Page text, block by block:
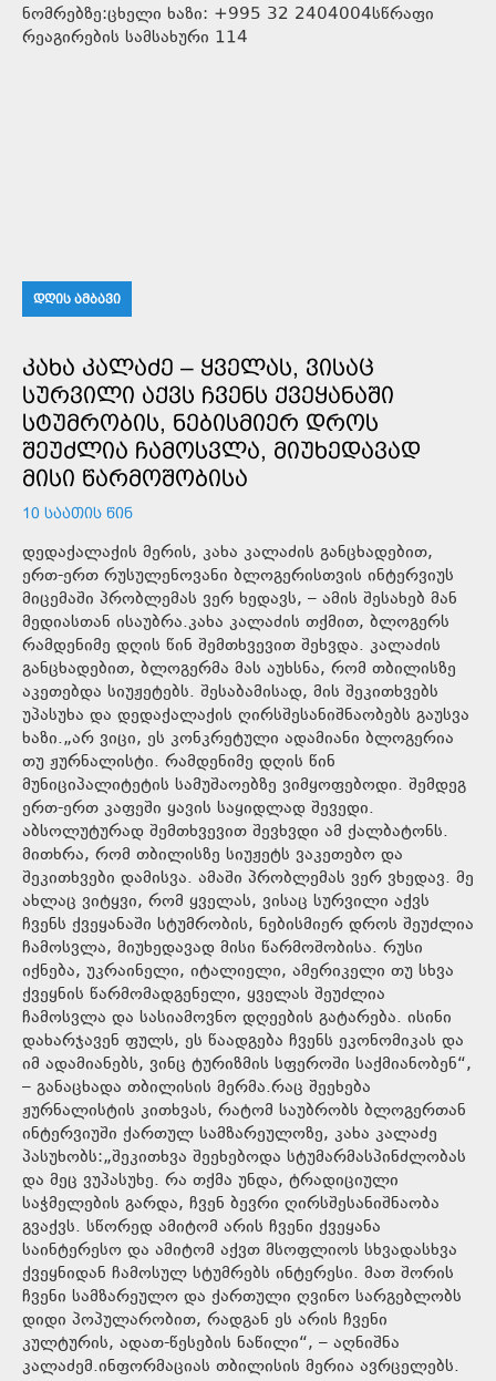
ნომრებზე:ცხელი ხაზი: +995 32 2404004სწრაფი
რეაგირების სამსახური 114
ᲓᲦᲘᲡ ᲐᲛᲑᲐᲕᲘ
ᲙᲐᲮᲐ ᲙᲐᲚᲐᲫᲔ – ᲧᲕᲔᲚᲐᲡ, ᲕᲘᲡᲐᲪ
ᲡᲣᲠᲕᲘᲚᲘ ᲐᲥᲕᲡ ᲩᲕᲔᲜᲡ ᲥᲕᲔᲧᲐᲜᲐᲨᲘ
ᲡᲢᲣᲛᲠᲝᲑᲘᲡ, ᲜᲔᲑᲘᲡᲛᲘᲔᲠ ᲓᲠᲝᲡ
ᲨᲔᲣᲫᲚᲘᲐ ᲩᲐᲛᲝᲡᲕᲚᲐ, ᲛᲘᲣᲮᲔᲓᲐᲕᲐᲓ
ᲛᲘᲡᲘ ᲬᲐᲠᲛᲝᲨᲝᲑᲘᲡᲐ
10 ᲡᲐᲐᲗᲘᲡ ᲬᲘᲜ
დედაქალაქის მერის, კახა კალაძის განცხადებით,
ერთ-ერთ რუსულენოვანი ბლოგერისთვის ინტერვიუს
მიცემაში პრობლემას ვერ ხედავს, – ამის შესახებ მან
მედიასთან ისაუბრა.კახა კალაძის თქმით, ბლოგერს
რამდენიმე დღის წინ შემთხვევით შეხვდა. კალაძის
განცხადებით, ბლოგერმა მას აუხსნა, რომ თბილისზე
აკეთებდა სიუჟეტებს. შესაბამისად, მის შეკითხვებს
უპასუხა და დედაქალაქის ღირსშესანიშნაობებს გაუსვა
ხაზი.„არ ვიცი, ეს კონკრეტული ადამიანი ბლოგერია
თუ ჟურნალისტი. რამდენიმე დღის წინ
მუნიციპალიტეტის სამუშაოებზე ვიმყოფებოდი. შემდეგ
ერთ-ერთ კაფეში ყავის საყიდლად შევედი.
აბსოლუტურად შემთხვევით შევხვდი ამ ქალბატონს.
მითხრა, რომ თბილისზე სიუჟეტს ვაკეთებო და
შეკითხვები დამისვა. ამაში პრობლემას ვერ ვხედავ. მე
ახლაც ვიტყვი, რომ ყველას, ვისაც სურვილი აქვს
ჩვენს ქვეყანაში სტუმრობის, ნებისმიერ დროს შეუძლია
ჩამოსვლა, მიუხედავად მისი წარმოშობისა. რუსი
იქნება, უკრაინელი, იტალიელი, ამერიკელი თუ სხვა
ქვეყნის წარმომადგენელი, ყველას შეუძლია
ჩამოსვლა და სასიამოვნო დღეების გატარება. ისინი
დახარჯავენ ფულს, ეს წაადგება ჩვენს ეკონომიკას და
იმ ადამიანებს, ვინც ტურიზმის სფეროში საქმიანობენ“,
– განაცხადა თბილისის მერმა.რაც შეეხება
ჟურნალისტის კითხვას, რატომ საუბრობს ბლოგერთან
ინტერვიუში ქართულ სამზარეულოზე, კახა კალაძე
პასუხობს:„შეკითხვა შეეხებოდა სტუმარმასპინძლობას
და მეც ვუპასუხე. რა თქმა უნდა, ტრადიციული
საჭმელების გარდა, ჩვენ ბევრი ღირსშესანიშნაობა
გვაქვს. სწორედ ამიტომ არის ჩვენი ქვეყანა
საინტერესო და ამიტომ აქვთ მსოფლიოს სხვადასხვა
ქვეყნიდან ჩამოსულ სტუმრებს ინტერესი. მათ შორის
ჩვენი სამზარეულო და ქართული ღვინო სარგებლობს
დიდი პოპულარობით, რადგან ეს არის ჩვენი
კულტურის, ადათ-წესების ნაწილი“, – აღნიშნა
კალაძემ.ინფორმაციას თბილისის მერია ავრცელებს.